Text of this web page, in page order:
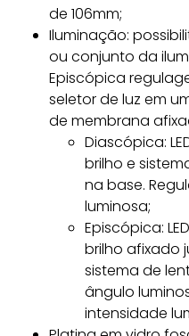
de 106mm;
Iluminação:
ou conjunto da
Episcópica
seletor de luz em
de membrana
Diascópica:
brilho e
na base.
luminosa;
Episcópica:
brilho afixado
sistema de
ângulo
intensidade